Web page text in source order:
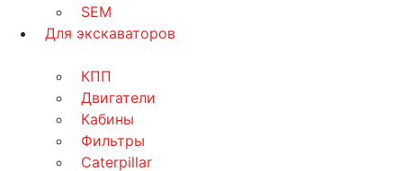
SEM
Для экскаваторов
КПП
Двигатели
Кабины
Фильтры
Caterpillar